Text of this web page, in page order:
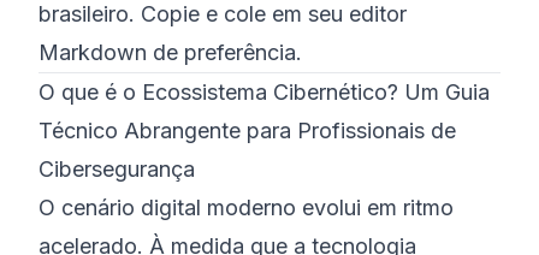
brasileiro. Copie e cole em seu editor
Markdown de preferência.
O que é o Ecossistema Cibernético? Um Guia
Técnico Abrangente para Profissionais de
Cibersegurança
O cenário digital moderno evolui em ritmo
acelerado. À medida que a tecnologia